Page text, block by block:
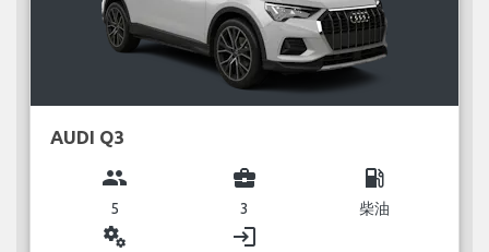
AUDI Q3
group
5
business_center
3
local_gas_station
柴油
miscellaneous_services login